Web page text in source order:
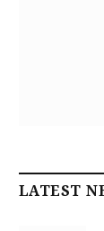
LATEST